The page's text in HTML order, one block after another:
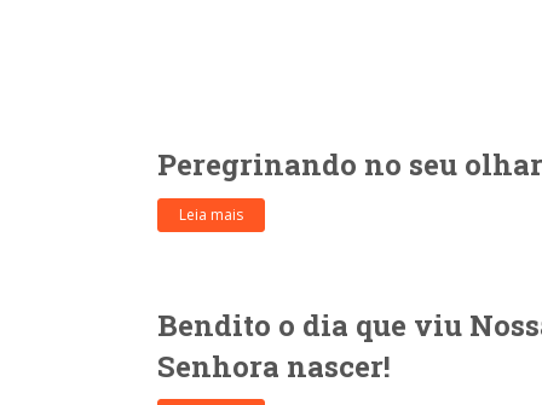
Peregrinando no seu
Leia mais
Bendito o dia que viu
Senhora nascer!